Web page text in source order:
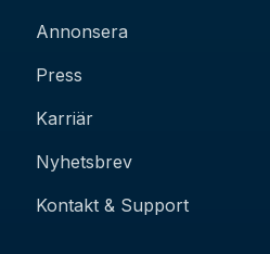
Annonsera
Press
Karriär
Nyhetsbrev
Kontakt & Support